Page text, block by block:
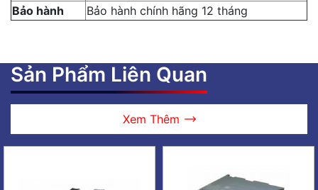
Bảo hành
Bảo hành chính hãng 12 tháng
Sản Phẩm Liên Quan
Xem Thêm